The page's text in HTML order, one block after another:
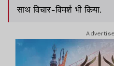
साथ विचार-विमर्श भी किया.